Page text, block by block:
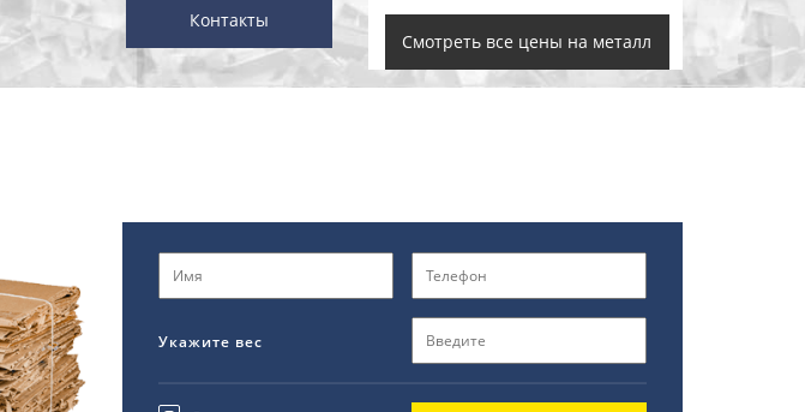
Смотреть все цены на металл
Контакты
Укажите вес